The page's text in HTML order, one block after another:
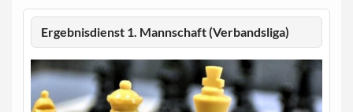
Ergebnisdienst 1. Mannschaft (Verbandsliga)